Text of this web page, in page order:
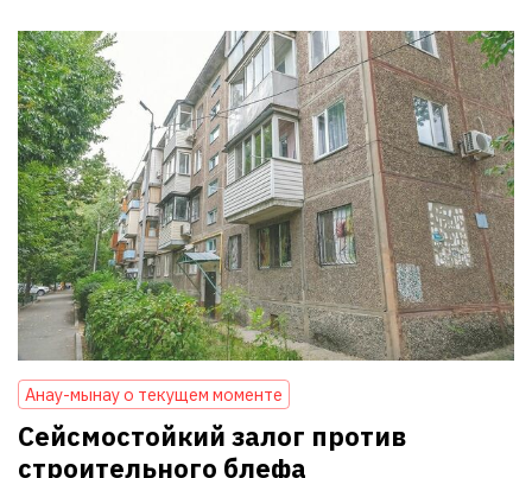
Анау-мынау о текущем моменте
Сейсмостойкий залог против
строительного блефа